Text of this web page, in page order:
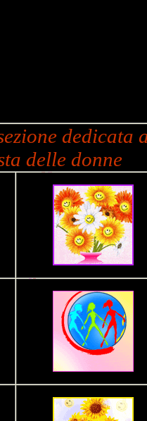
dedicata
delle donne